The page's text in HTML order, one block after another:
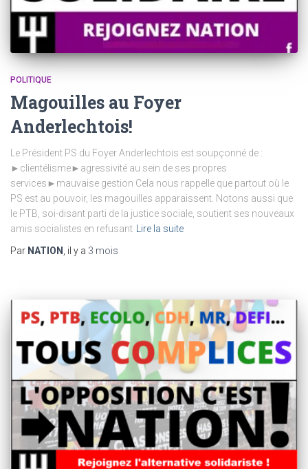
POLITIQUE
Magouilles au Foyer
Anderlechtois!
Le Président PS du Foyer Anderlechtois est soupçonné de :
►clientélisme►agressivité au sein de ses propres
services►mauvaise gestion Cela nous rappelle que partout où le
PS est au pouvoir, les magouilles apparaissent. Notons aussi que
le PTB, soi-disant parti de la justice sociale, soutient ses nouveaux
amis socialistes en refusant
Lire la suite
Par NATION , il y a 3 mois